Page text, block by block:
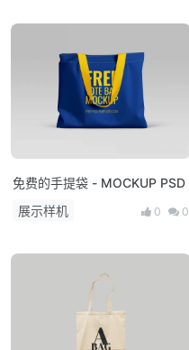
免费的手提袋 - MOCKUP PSD
展示样机
0 0